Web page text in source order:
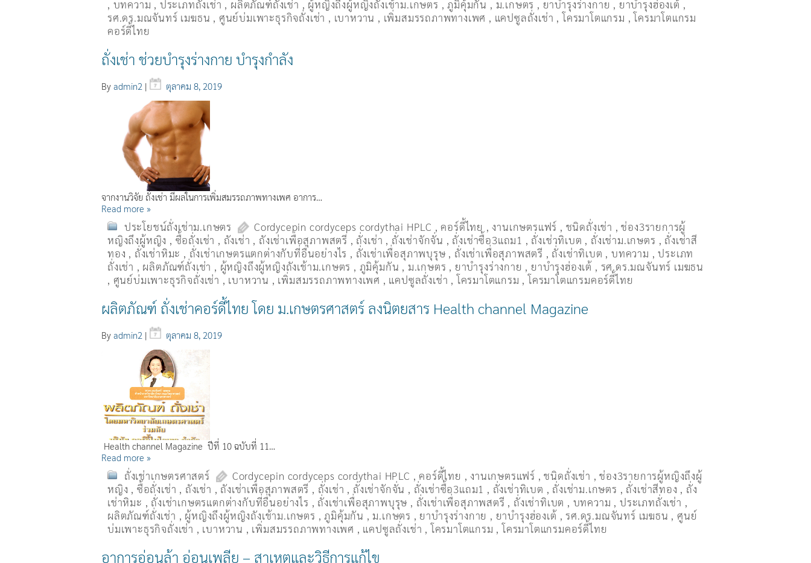
, บทความ , ประเภทถั่งเช่า , ผลิตภัณฑ์ถั่งเช่า , ผู้หญิงถึงผู้หญิงถังเช้าม.เกษตร ,ภูมิคุ้มกัน , ม.เกษตร , ยาบำรุงร่างกาย , ยาบำรุงฮ่องเต้ ,
รศ.ดร.มณจันทร์ เมฆธน , ศูนย์บ่มเพาะธุรกิจถั่งเช่า , เบาหวาน , เพิ่มสมรรถภาพทางเพศ , แคปซูลถั่งเช่า ,โครมาโตแกรม ,โครมาโตแกรม
คอร์ดี้ไทย
ถั่งเช่า ช่วยบำรุงร่างกาย บำรุงกำลัง
By admin2 | ตุลาคม 8, 2019
จากงานวิจัย ถั่งเช่า มีผลในการเพิ่มสมรรถภาพทางเพศ อาการ…
Read more »
ประโยชน์ถั่งเช่าม.เกษตร Cordycepin cordyceps cordythai HPLC , คอร์ดี้ไทย ,งานเกษตรแฟร์ , ชนิดถั่งเช่า ,ช่อง3รายการผู้
หญิงถึงผู้หญิง , ซื้อถั่งเช่า , ถังเช่า , ถังเช่าเพื่อสุภาพสตรี , ถั่งเช่า , ถั่งเช่าจักจั่น , ถั่งเช่าซื้อ3แถม1 , ถั่งเช่าทิเบต , ถั่งเช่าม.เกษตร , ถั่งเช่าสี
ทอง , ถั่งเช่าหิมะ , ถั่งเช่าเกษตรแตกต่างกับที่อื่นอย่างไร , ถั่งเช่าเพื่อสุภาพบุรุษ , ถั่งเช่าเพื่อสุภาพสตรี , ถั่่งเช่าทิเบต ,บทความ ,ประเภท
ถั่งเช่า , ผลิตภัณฑ์ถั่งเช่า , ผู้หญิงถึงผู้หญิงถังเช้าม.เกษตร , ภูมิคุ้มกัน , ม.เกษตร , ยาบำรุงร่างกาย , ยาบำรุงฮ่องเต้ , รศ.ดร.มณจันทร์ เมฆธน
, ศูนย์บ่มเพาะธุรกิจถั่งเช่า , เบาหวาน , เพิ่มสมรรถภาพทางเพศ , แคปซูลถั่งเช่า ,โครมาโตแกรม ,โครมาโตแกรมคอร์ดี้ไทย
ผลิตภัณฑ์ ถั่งเช่าคอร์ดี้ไทย โดย ม.เกษตรศาสตร์ ลงนิตยสาร Health channel Magazine
By admin2 | ตุลาคม 8, 2019
Health channel Magazine ปีที่ 10 ฉบับที่ 11…
Read more »
ถั่งเช่าเกษตรศาสตร์ Cordycepin cordyceps cordythai HPLC , คอร์ดี้ไทย ,งานเกษตรแฟร์ ,ชนิดถั่งเช่า ,ช่อง3รายการผู้หญิงถึงผู้
หญิง , ซื้อถั่งเช่า , ถังเช่า , ถังเช่าเพื่อสุภาพสตรี , ถั่งเช่า , ถั่งเช่าจักจั่น , ถั่งเช่าซื้อ3แถม1 , ถั่งเช่าทิเบต , ถั่งเช่าม.เกษตร , ถั่งเช่าสีทอง , ถั่ง
เช่าหิมะ , ถั่งเช่าเกษตรแตกต่างกับที่อื่นอย่างไร , ถั่งเช่าเพื่อสุภาพบุรุษ , ถั่งเช่าเพื่อสุภาพสตรี , ถั่่งเช่าทิเบต , บทความ , ประเภทถั่งเช่า ,
ผลิตภัณฑ์ถั่งเช่า , ผู้หญิงถึงผู้หญิงถังเช้าม.เกษตร ,ภูมิคุ้มกัน ,ม.เกษตร , ยาบำรุงร่างกาย , ยาบำรุงฮ่องเต้ ,รศ.ดร.มณจันทร์ เมฆธน , ศูนย์
บ่มเพาะธุรกิจถั่งเช่า , เบาหวาน , เพิ่มสมรรถภาพทางเพศ , แคปซูลถั่งเช่า ,โครมาโตแกรม ,โครมาโตแกรมคอร์ดี้ไทย
อาการอ่อนล้า อ่อนเพลีย – สาเหตุและวิธีการแก้ไข